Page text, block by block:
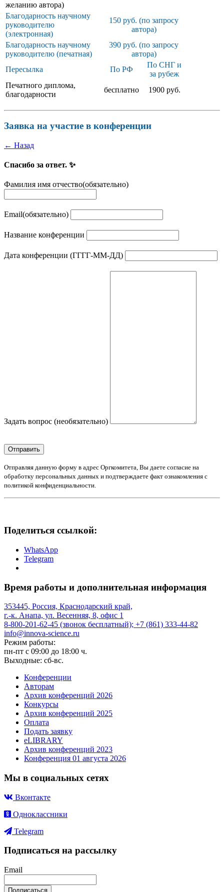
желанию автора)
Благодарность научному
руководителю
(электронная)
150 руб. (по запросу
автора)
Благодарность научному
руководителю (печатная)
390 руб. (по запросу
автора)
Пересылка
По РФ
По СНГ и
за рубеж
Печатного диплома,
благодарности
бесплатно 1900 руб.
Заявка на участие в конференции
← Назад
Спасибо за ответ. ✨
Фамилия имя отчество(обязательно)
Email(обязательно)
Название конференции
Дата конференции (ГГГГ-ММ-ДД)
Задать вопрос (необязательно)
Отправить
Отправляя данную форму в адрес Оргкомитета, Вы даете согласие на
обработку персональных данных и подтверждаете факт ознакомления с
политикой конфиденциальности.
Поделиться ссылкой:
WhatsApp
Telegram
Время работы и дополнительная информация
353445, Россия, Краснодарский край,
г.-к. Анапа, ул. Весенняя, 8, офис 1
8-800-201-62-45 (звонок бесплатный); +7 (861) 333-44-82
info@innova-science.ru
Режим работы:
пн-пт с 09:00 до 18:00 ч.
Выходные: сб-вс.
Конференции
Авторам
Архив конференций 2026
Конкурсы
Архив конференций 2025
Оплата
Подать заявку
eLIBRARY
Архив конференций 2023
Конференция 01 августа 2026
Мы в социальных сетях
Вконтакте
Одноклассники
Telegram
Подписаться на рассылку
Email
Подписаться